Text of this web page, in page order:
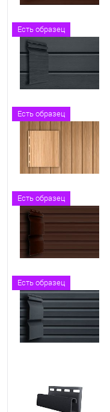
Есть образец
Есть образец
Есть образец
Есть образец